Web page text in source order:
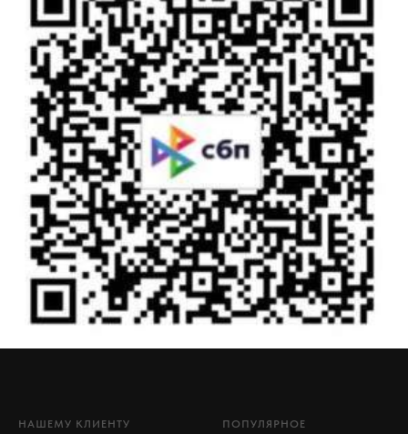
НАШЕМУ КЛИЕНТУ ПОПУЛЯРНОЕ